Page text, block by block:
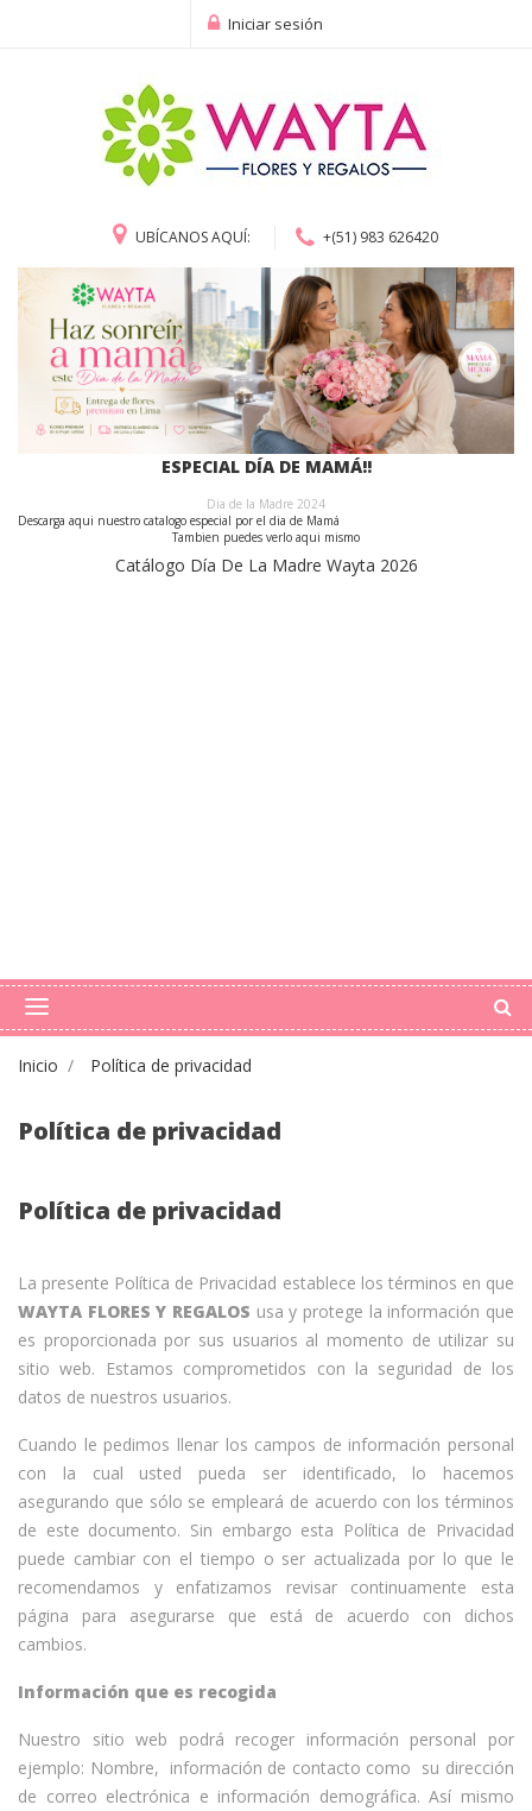
Iniciar sesión
UBÍCANOS AQUÍ: +(51) 983 626420
ESPECIAL DÍA DE MAMÁ!!
Dia de la Madre 2024
Descarga aqui nuestro catalogo especial por el dia de Mamá
Tambien puedes verlo aqui mismo
Catálogo Día De La Madre Wayta 2026
Inicio Política de privacidad
Política de privacidad
Política de privacidad
La presente Política de Privacidad establece los términos en que
WAYTA FLORES Y REGALOS usa y protege la información que
es proporcionada por sus usuarios al momento de utilizar su
sitio web. Estamos comprometidos con la seguridad de los
datos de nuestros usuarios.
Cuando le pedimos llenar los campos de información personal
con la cual usted pueda ser identificado, lo hacemos
asegurando que sólo se empleará de acuerdo con los términos
de este documento. Sin embargo esta Política de Privacidad
puede cambiar con el tiempo o ser actualizada por lo que le
recomendamos y enfatizamos revisar continuamente esta
página para asegurarse que está de acuerdo con dichos
cambios.
Información que es recogida
Nuestro sitio web podrá recoger información personal por
ejemplo: Nombre, información de contacto como su dirección
de correo electrónica e información demográfica. Así mismo